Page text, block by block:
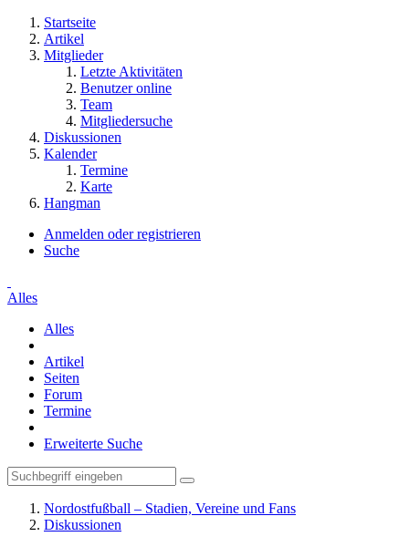
Startseite
Artikel
Mitglieder
Letzte Aktivitäten
Benutzer online
Team
Mitgliedersuche
Diskussionen
Kalender
Termine
Karte
Hangman
Anmelden oder registrieren
Suche
Alles
Alles
Artikel
Seiten
Forum
Termine
Erweiterte Suche
Nordostfußball – Stadien, Vereine und Fans
Diskussionen